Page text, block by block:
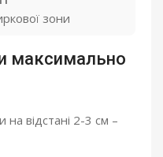
зони
максимально
на відстані 2-3 см –